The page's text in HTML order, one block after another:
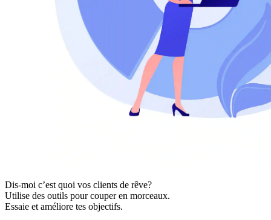
Dis-moi c’est quoi vos clients de rêve?
Utilise des outils pour couper en morceaux.
Essaie et améliore tes objectifs.